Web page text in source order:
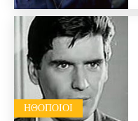
HΘΟΠΟΙΟΊ